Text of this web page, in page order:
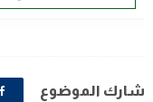
شارك الموضوع